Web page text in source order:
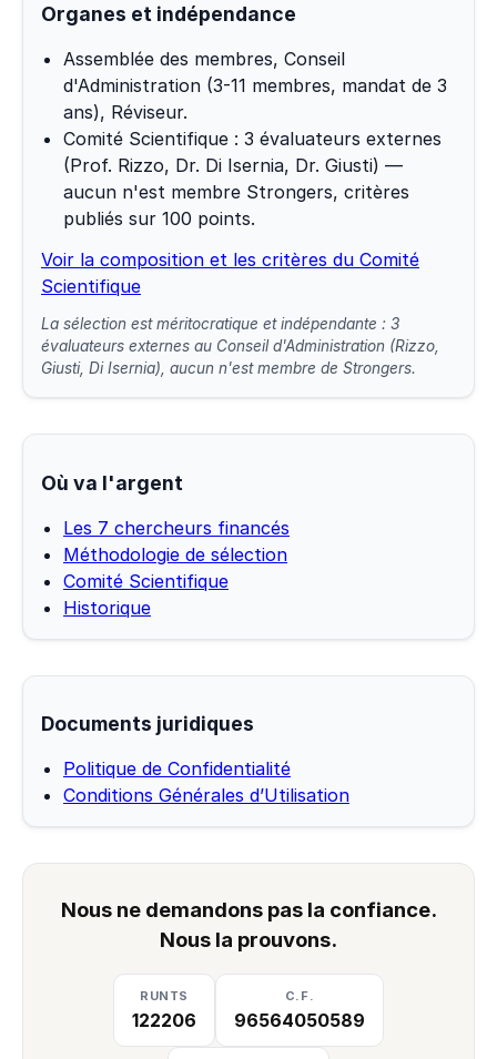
Organes et indépendance
Assemblée des membres, Conseil
d'Administration (3-11 membres, mandat de 3
ans), Réviseur.
Comité Scientifique : 3 évaluateurs externes
(Prof. Rizzo, Dr. Di Isernia, Dr. Giusti) —
aucun n'est membre Strongers, critères
publiés sur 100 points.
Voir la composition et les critères du Comité
Scientifique
La sélection est méritocratique et indépendante : 3
évaluateurs externes au Conseil d'Administration (Rizzo,
Giusti, Di Isernia), aucun n'est membre de Strongers.
Où va l'argent
Les 7 chercheurs financés
Méthodologie de sélection
Comité Scientifique
Historique
Documents juridiques
Politique de Confidentialité
Conditions Générales d’Utilisation
Nous ne demandons pas la confiance.
Nous la prouvons.
RUNTS
122206
C.F.
96564050589